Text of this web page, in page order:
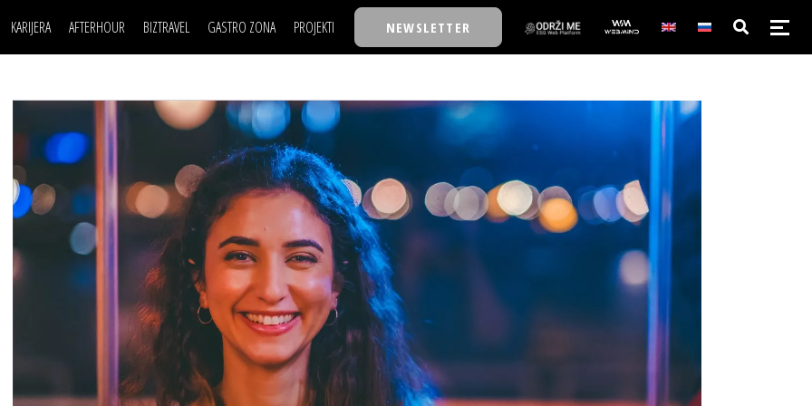
KARIJERA
MOJ UGAO
USAVRŠAVANJE
KNOW-HOW
AFTERHOUR
KNJIGE
AUTO SVET
STIL
WELLBEING
BIZTRAVEL GASTRO ZONA PROJEKTI
TASTY TALKS
30 ISPOD 30
BACK TO OFFICE/SCHOOL
BIZBENDOVI
BIZKOLEGIJUM
BMW BIZNIS LIGA
BIZLIFE WEEK
IZJAVA GODINE
NEWSLETTER
POSAO
MOJ UGAO
USAVRŠAVANJE
KNOW-HOW
FILM I SCENA
AUTO SVET
STIL
WELLBEING
NAJKOLEGA
30 ISPOD 30
BACK TO OFFICE/SCHOOL
BIZBENDOVI
BIZKOLEGIJUM
BMW BIZNIS LIGA
BIZLIFE WEEK
IZJAVA GODINE